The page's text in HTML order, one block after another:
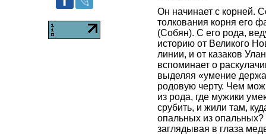
Он начинает с корней.
толкования корня его
(Собян). С его рода,
историю от Великого
линии, и от казаков
вспоминает о
выделяя «умение
родовую черту. Чем
из рода, где мужики
срубить, и жили там,
опальных из опальных?
заглядывая в глаза